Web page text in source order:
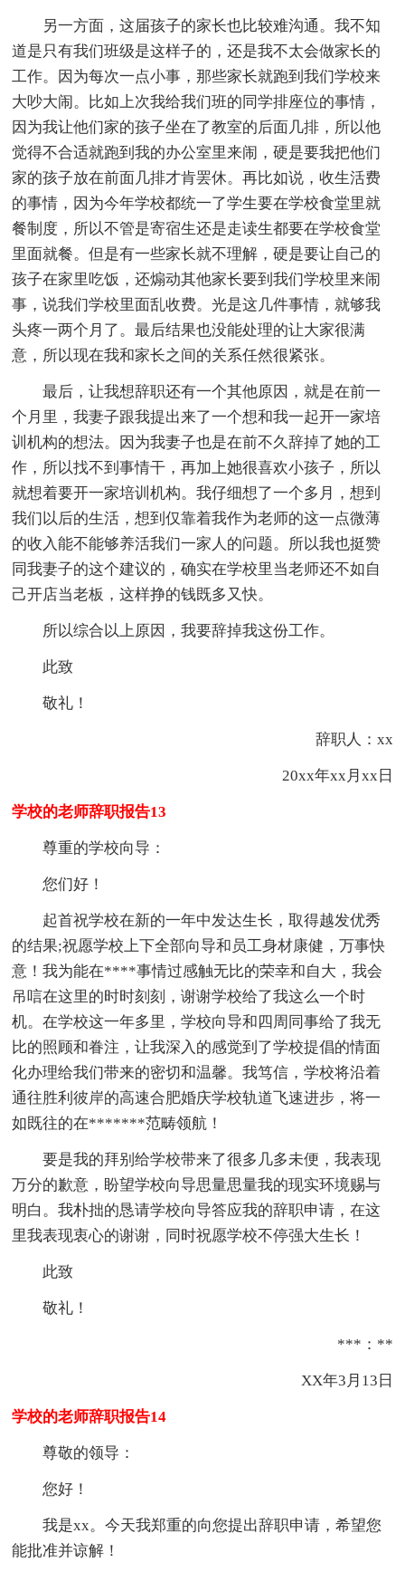
另一方面，这届孩子的家长也比较难沟通。我不知
道是只有我们班级是这样子的，还是我不太会做家长的
工作。因为每次一点小事，那些家长就跑到我们学校来
大吵大闹。比如上次我给我们班的同学排座位的事情，
因为我让他们家的孩子坐在了教室的后面几排，所以他
觉得不合适就跑到我的办公室里来闹，硬是要我把他们
家的孩子放在前面几排才肯罢休。再比如说，收生活费
的事情，因为今年学校都统一了学生要在学校食堂里就
餐制度，所以不管是寄宿生还是走读生都要在学校食堂
里面就餐。但是有一些家长就不理解，硬是要让自己的
孩子在家里吃饭，还煽动其他家长要到我们学校里来闹
事，说我们学校里面乱收费。光是这几件事情，就够我
头疼一两个月了。最后结果也没能处理的让大家很满
意，所以现在我和家长之间的关系任然很紧张。
最后，让我想辞职还有一个其他原因，就是在前一
个月里，我妻子跟我提出来了一个想和我一起开一家培
训机构的想法。因为我妻子也是在前不久辞掉了她的工
作，所以找不到事情干，再加上她很喜欢小孩子，所以
就想着要开一家培训机构。我仔细想了一个多月，想到
我们以后的生活，想到仅靠着我作为老师的这一点微薄
的收入能不能够养活我们一家人的问题。所以我也挺赞
同我妻子的这个建议的，确实在学校里当老师还不如自
己开店当老板，这样挣的钱既多又快。
所以综合以上原因，我要辞掉我这份工作。
此致
敬礼！
辞职人：xx
20xx年xx月xx日
学校的老师辞职报告13
尊重的学校向导：
您们好！
起首祝学校在新的一年中发达生长，取得越发优秀
的结果;祝愿学校上下全部向导和员工身材康健，万事快
意！我为能在****事情过感触无比的荣幸和自大，我会
吊唁在这里的时时刻刻，谢谢学校给了我这么一个时
机。在学校这一年多里，学校向导和四周同事给了我无
比的照顾和眷注，让我深入的感觉到了学校提倡的情面
化办理给我们带来的密切和温馨。我笃信，学校将沿着
通往胜利彼岸的高速合肥婚庆学校轨道飞速进步，将一
如既往的在*******范畴领航！
要是我的拜别给学校带来了很多几多未便，我表现
万分的歉意，盼望学校向导思量思量我的现实环境赐与
明白。我朴拙的恳请学校向导答应我的辞职申请，在这
里我表现衷心的谢谢，同时祝愿学校不停强大生长！
此致
敬礼！
***：**
XX年3月13日
学校的老师辞职报告14
尊敬的领导：
您好！
我是xx。今天我郑重的向您提出辞职申请，希望您
能批准并谅解！